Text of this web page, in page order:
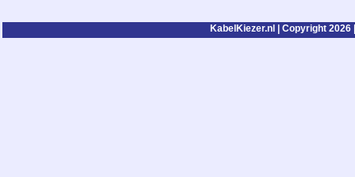
KabelKiezer.nl | Copyright 2026